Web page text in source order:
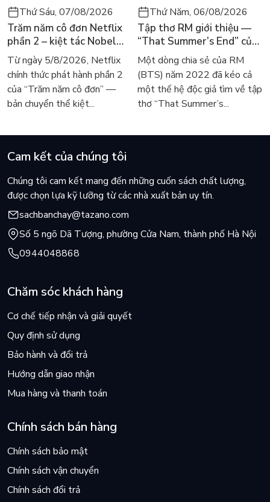
Thứ Sáu, 07/08/2026
Trăm năm cô đơn Netflix
phần 2 – kiệt tác Nobel
trở lại màn ảnh, dòng
người tìm đọc lại García
Márquez
Từ ngày 5/8/2026, Netflix
chính thức phát hành phần 2
của “Trăm năm cô đơn” —
bản chuyển thể kiệt...
Thứ Năm, 06/08/2026
Tập thơ RM giới thiệu —
“That Summer’s End” của
Lee Seong-bok ra mắt bản
tiếng Anh sau 4 năm gây
sốt
Một dòng chia sẻ của RM
(BTS) năm 2022 đã kéo cả
một thế hệ độc giả tìm về tập
thơ “That Summer’s...
Cam kết của chúng tôi
Chúng tôi cam kết mang đến những cuốn sách chất lượng,
được chọn lựa kỹ lưỡng từ các nhà xuất bản uy tín.
sachbanchay@tazano.com
Số 5 ngõ Dã Tượng, phường Cửa Nam, thành phố Hà Nội
0944048868
Chăm sóc khách hàng
Cơ chế tiếp nhận và giải quyết
Quy định sử dụng
Bảo hành và đổi trả
Hướng dẫn giao nhận
Mua hàng và thanh toán
Chính sách bán hàng
Chính sách bảo mật
Chính sách vận chuyển
Chính sách đổi trả